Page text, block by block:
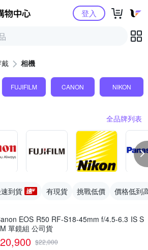
Yahoo購物中心登入
相機
FUJIFILM CANON NIKON
全品牌列表
到貨 有現貨 挑戰低價 價格低到
EOS R50 RF-S18-45mm f/4.5-6.3 IS S
單鏡組 公司貨
20,900 $22,000